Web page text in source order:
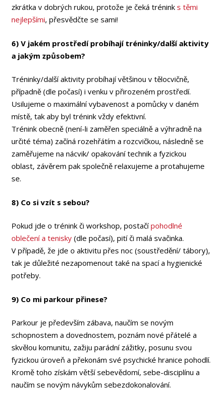
zkrátka v dobrých rukou, protože je čeká trénink s těmi
nejlepšími, přesvědčte se sami!
6) V jakém prostředí probíhají tréninky/další aktivity
a jakým způsobem?
Tréninky/další aktivity probíhají většinou v tělocvičně,
případně (dle počasí) i venku v přirozeném prostředí.
Usilujeme o maximální vybavenost a pomůcky v daném
místě, tak aby byl trénink vždy efektivní.
Trénink obecně (není-li zaměřen speciálně a výhradně na
určité téma) začíná rozehřátím a rozcvičkou, následně se
zaměřujeme na nácvik/ opakování technik a fyzickou
oblast, závěrem pak společně relaxujeme a protahujeme
se.
8) Co si vzít s sebou?
Pokud jde o trénink či workshop, postačípohodlné
oblečení a tenisky (dle počasí), pití či malá svačinka.
V případě, že jde o aktivitu přes noc (soustředění/ tábory),
tak je důležité nezapomenout také na spací a hygienické
potřeby.
9) Co mi parkour přinese?
Parkour je především zábava, naučím se novým
schopnostem a dovednostem, poznám nové přátelé a
skvělou komunitu, zažiju parádní zážitky, posunu svou
fyzickou úroveň a překonám své psychické hranice pohodlí.
Kromě toho získám větší sebevědomí, sebe-disciplínu a
naučím se novým návykům sebezdokonalování.